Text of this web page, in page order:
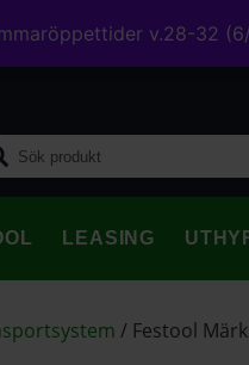
v.28-32
leverans
LEASING
/ Festool